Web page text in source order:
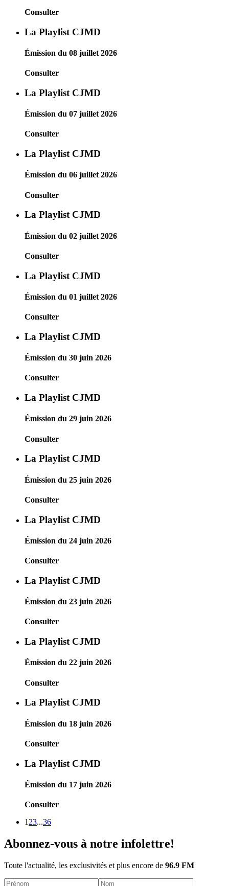
Consulter
La Playlist CJMD
Émission du 08 juillet 2026
Consulter
La Playlist CJMD
Émission du 07 juillet 2026
Consulter
La Playlist CJMD
Émission du 06 juillet 2026
Consulter
La Playlist CJMD
Émission du 02 juillet 2026
Consulter
La Playlist CJMD
Émission du 01 juillet 2026
Consulter
La Playlist CJMD
Émission du 30 juin 2026
Consulter
La Playlist CJMD
Émission du 29 juin 2026
Consulter
La Playlist CJMD
Émission du 25 juin 2026
Consulter
La Playlist CJMD
Émission du 24 juin 2026
Consulter
La Playlist CJMD
Émission du 23 juin 2026
Consulter
La Playlist CJMD
Émission du 22 juin 2026
Consulter
La Playlist CJMD
Émission du 18 juin 2026
Consulter
La Playlist CJMD
Émission du 17 juin 2026
Consulter
1 23...36
Abonnez-vous à notre infolettre!
Toute l'actualité, les exclusivités et plus encore de 96.9 FM